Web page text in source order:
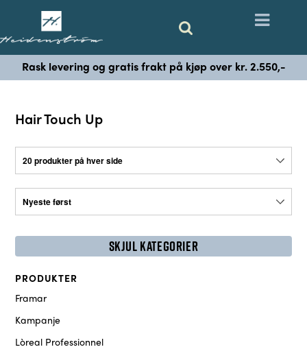
Rask levering og gratis frakt på kjøp over kr. 2.550,-
Hair Touch Up
SKJUL KATEGORIER
PRODUKTER
Framar
Kampanje
Lòreal Professionnel